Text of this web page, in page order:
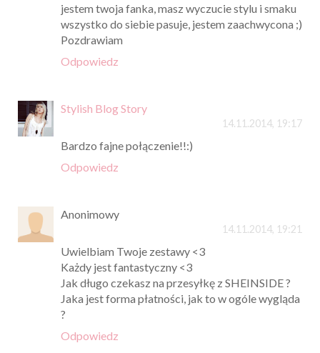
jestem twoja fanka, masz wyczucie stylu i smaku
wszystko do siebie pasuje, jestem zaachwycona ;)
Pozdrawiam
Odpowiedz
Stylish Blog Story
14.11.2014, 19:17
Bardzo fajne połączenie!!:)
Odpowiedz
Anonimowy
14.11.2014, 19:21
Uwielbiam Twoje zestawy <3
Każdy jest fantastyczny <3
Jak długo czekasz na przesyłkę z SHEINSIDE ?
Jaka jest forma płatności, jak to w ogóle wygląda
?
Odpowiedz